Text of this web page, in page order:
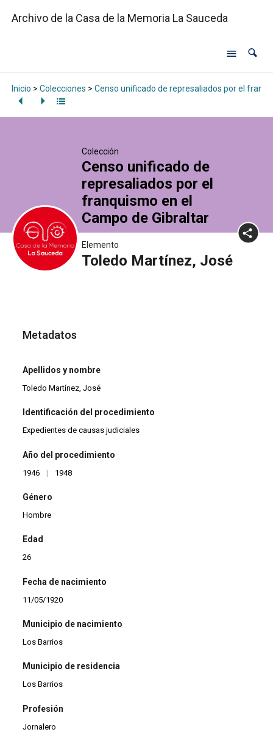
Archivo de la Casa de la Memoria La Sauceda
Inicio > Colecciones > Censo unificado de represaliados por el
Colección
Censo unificado de
represaliados por el
franquismo en el
Campo de Gibraltar
Elemento
Toledo Martínez, José
Metadatos
Apellidos y nombre
Toledo Martínez, José
Identificación del procedimiento
Expedientes de causas judiciales
Año del procedimiento
1946 | 1948
Género
Hombre
Edad
26
Fecha de nacimiento
11/05/1920
Municipio de nacimiento
Los Barrios
Municipio de residencia
Los Barrios
Profesión
Jornalero